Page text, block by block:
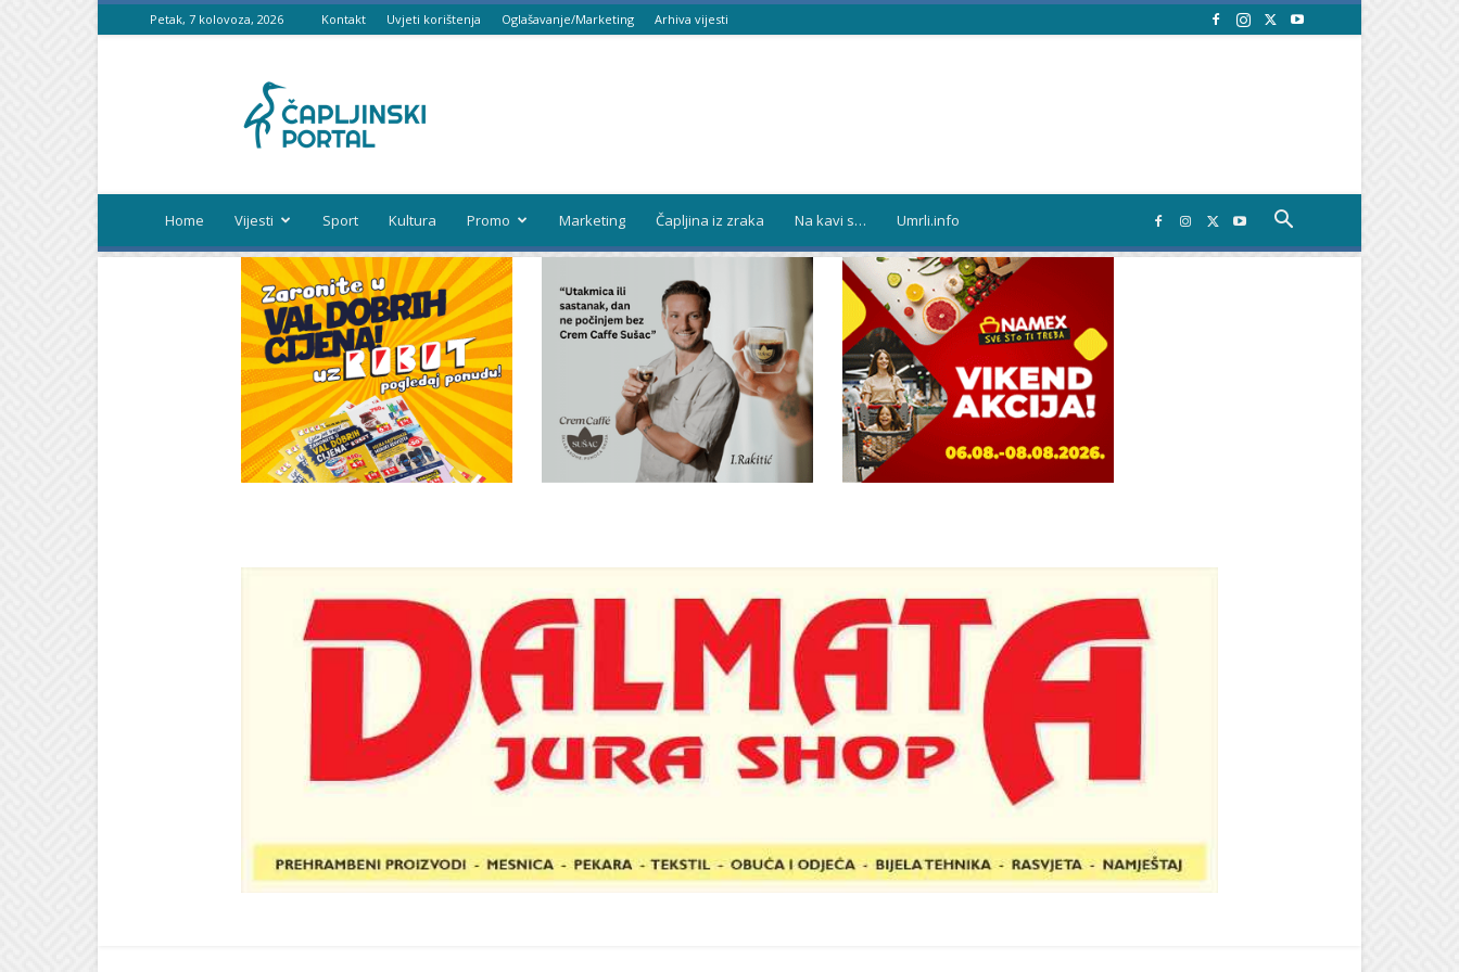
Petak, 7 kolovoza, 2026 Kontakt Uvjeti korištenja Oglašavanje/Marketing Arhiva vijesti
portal
Home Vijesti Sport Kultura Promo Marketing Čapljina iz zraka Na kavi s… Umrli.info